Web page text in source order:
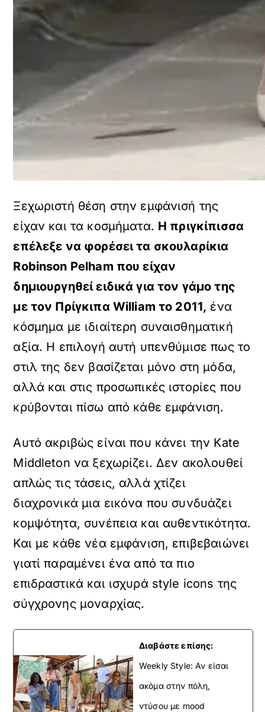
Ξεχωριστή θέση στην εμφάνισή της
είχαν και τα κοσμήματα. Η πριγκίπισσα
επέλεξε να φορέσει τα σκουλαρίκια
Robinson Pelham που είχαν
δημιουργηθεί ειδικά για τον γάμο της
με τον Πρίγκιπα William το 2011, ένα
κόσμημα με ιδιαίτερη συναισθηματική
αξία. Η επιλογή αυτή υπενθύμισε πως το
στιλ της δεν βασίζεται μόνο στη μόδα,
αλλά και στις προσωπικές ιστορίες που
κρύβονται πίσω από κάθε εμφάνιση.
Αυτό ακριβώς είναι που κάνει την Kate
Middleton να ξεχωρίζει. Δεν ακολουθεί
απλώς τις τάσεις, αλλά χτίζει
διαχρονικά μια εικόνα που συνδυάζει
κομψότητα, συνέπεια και αυθεντικότητα.
Και με κάθε νέα εμφάνιση, επιβεβαιώνει
γιατί παραμένει ένα από τα πιο
επιδραστικά και ισχυρά style icons της
σύγχρονης μοναρχίας.
Διαβάστε επίσης:
Weekly Style: Αν είσαι
ακόμα στην πόλη,
ντύσου με mood